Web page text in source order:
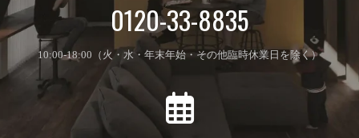
0120-33-8835
10:00-18:00（火・水・年末年始・その他臨時休業日を除く）